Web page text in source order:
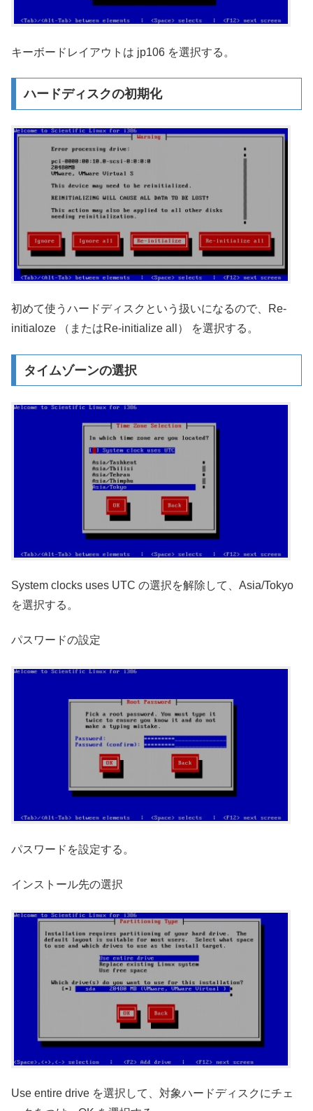
キーボードレイアウトは jp106 を選択する。
ハードディスクの初期化
初めて使うハードディスクという扱いになるので、Re-
initialoze （またはRe-initialize all） を選択する。
タイムゾーンの選択
System clocks uses UTC の選択を解除して、Asia/Tokyo
を選択する。
パスワードの設定
パスワードを設定する。
インストール先の選択
Use entire drive を選択して、対象ハードディスクにチェ